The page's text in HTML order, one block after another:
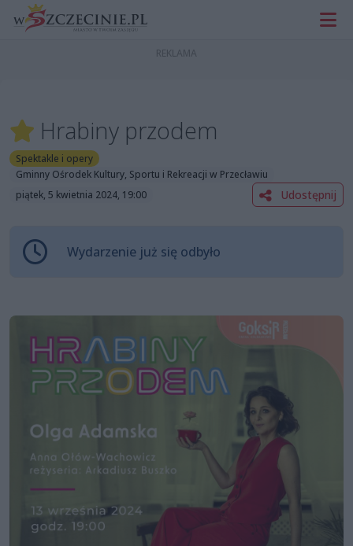
Hrabiny przodem
Spektakle i opery
Gminny Ośrodek Kultury, Sportu i Rekreacji w Przecławiu
piątek, 5 kwietnia 2024, 19:00
Udostępnij
Wydarzenie już się odbyło